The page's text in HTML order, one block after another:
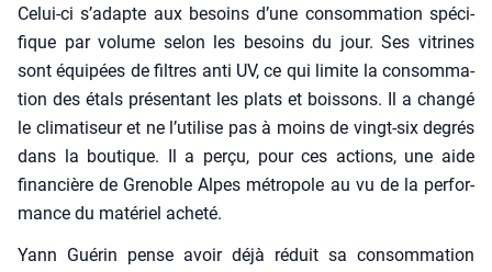
Celui-ci s’adapte aux besoins d’une consom­ma­tion spé­ci­
fique par volume selon les besoins du jour. Ses vitrines
sont équi­pées de filtres anti UV, ce qui limite la consom­ma­
tion des étals pré­sen­tant les plats et bois­sons. Il a chan­gé
le cli­ma­ti­seur et ne l’utilise pas à moins de vingt-six degrés
dans la bou­tique. Il a per­çu, pour ces actions, une aide
finan­cière de Gre­noble Alpes métro­pole au vu de la per­for­
mance du maté­riel ache­té.
Yann Gué­rin pense avoir déjà réduit sa consom­ma­tion